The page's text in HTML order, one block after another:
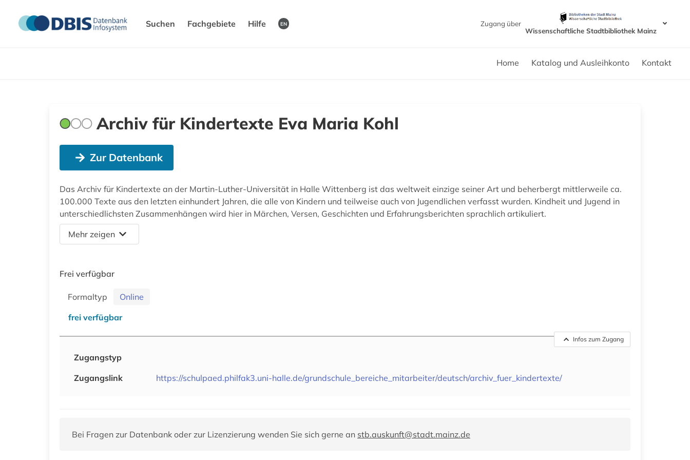
Suchen Fachgebiete Hilfe EN
Zugang über
Wissenschaftliche Stadtbibliothek Mainz
Home Katalog und Ausleihkonto Kontakt
Archiv für Kindertexte Eva Maria Kohl
Zur Datenbank
Das Archiv für Kindertexte an der Martin-Luther-Universität in Halle Wittenberg ist das weltweit einzige seiner Art und beherbergt mittlerweile ca.
100.000 Texte aus den letzten einhundert Jahren, die alle von Kindern und teilweise auch von Jugendlichen verfasst wurden. Kindheit und Jugend in
unterschiedlichsten Zusammenhängen wird hier in Märchen, Versen, Geschichten und Erfahrungsberichten sprachlich artikuliert.
Mehr zeigen
Frei verfügbar
Formaltyp
Online
frei verfügbar
Infos zum Zugang
Zugangstyp
Zugangslink
https://schulpaed.philfak3.uni-halle.de/grundschule_bereiche_mitarbeiter/deutsch/archiv_fuer_kindertexte/
Bei Fragen zur Datenbank oder zur Lizenzierung wenden Sie sich gerne an stb.auskunft@stadt.mainz.de